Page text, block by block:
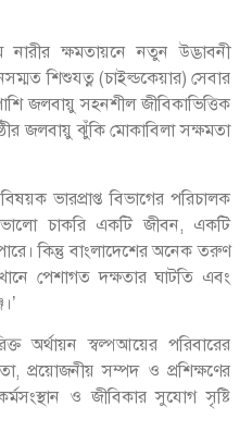
নারীর ক্ষমতায়নে নতুন উদ্ভাবনী
শিশুযত্ন (চাইল্ডকেয়ার) সেবার
জলবায়ু সহনশীল জীবিকাভিত্তিক
জলবায়ু ঝুঁকি মোকাবিলা সক্ষমতা
ভারপ্রাপ্ত বিভাগের পরিচালক
চাকরি একটি জীবন, একটি
কিন্তু বাংলাদেশের অনেক তরুণ
পেশাগত দক্ষতার ঘাটতি এবং
অর্থায়ন স্বল্পআয়ের পরিবারের
প্রয়োজনীয় সম্পদ ও প্রশিক্ষণের
ও জীবিকার সুযোগ সৃষ্টি